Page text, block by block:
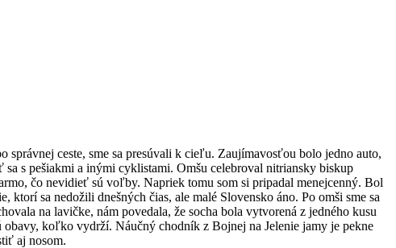
ceste, sme sa presúvali k cieľu. Zaujímavosťou bolo jedno auto,
s pešiakmi a inými cyklistami. Omšu celebroval nitriansky biskup
čo nevidieť sú voľby. Napriek tomu som si pripadal menejcenný. Bol
sa nedožili dnešných čias, ale malé Slovensko áno. Po omši sme sa
na lavičke, nám povedala, že socha bola vytvorená z jedného kusu
koľko vydrží. Náučný chodník z Bojnej na Jelenie jamy je pekne
aj nosom.